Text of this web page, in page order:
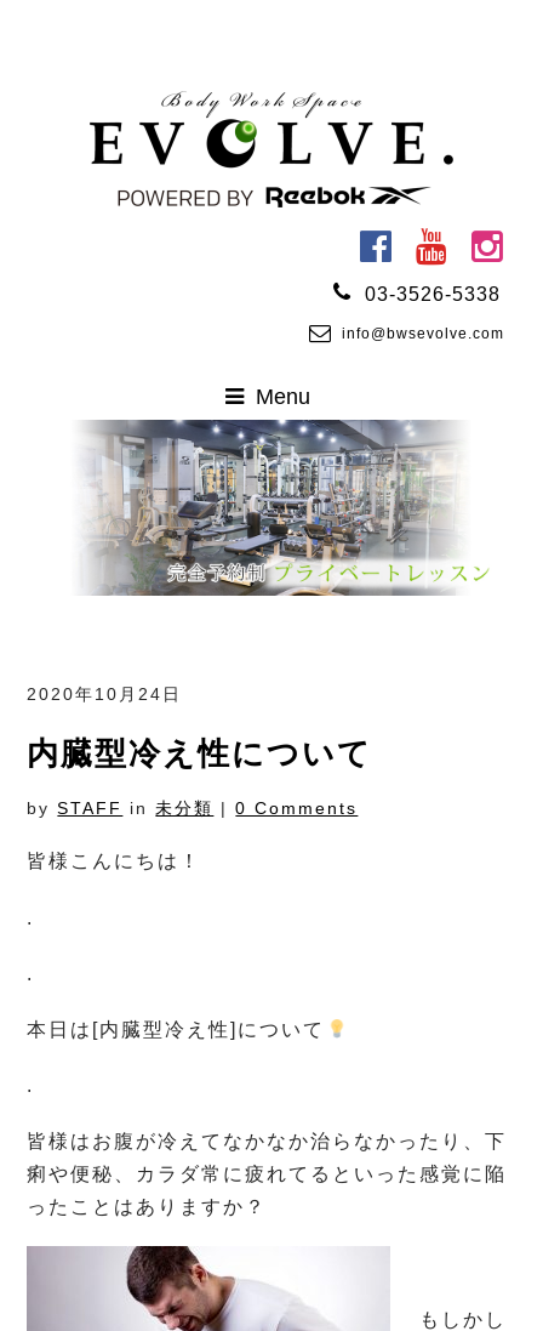
03-3526-5338
info@bwsevolve.com
2020年10月24日
内臓型冷え性について
bySTAFF in未分類 |0 Comments
皆様こんにちは！
.
.
本日は[内臓型冷え性]について
.
皆様はお腹が冷えてなかなか治らなかったり、下
痢や便秘、カラダ常に疲れてるといった感覚に陥
ったことはありますか？
もしかし